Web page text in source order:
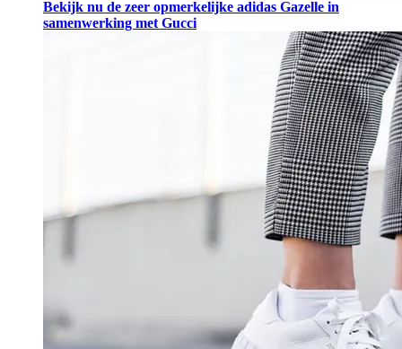
Bekijk nu de zeer opmerkelijke adidas Gazelle in
samenwerking met Gucci